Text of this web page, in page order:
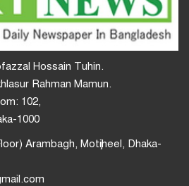
Hossain Tuhin.
Rahman Mamun.
102,
1000
Arambagh, Motijheel, Dhaka-